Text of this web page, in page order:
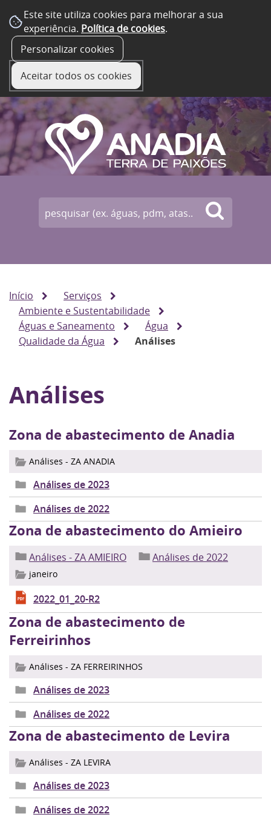
Este site utiliza cookies para melhorar a sua
experiência. Política de cookies.
Personalizar cookies
Aceitar todos os cookies
Início
Serviços
Ambiente e Sustentabilidade
Águas e Saneamento
Água
Qualidade da Água
Análises
Análises
Zona de abastecimento de Anadia
Análises - ZA ANADIA
Análises de 2023
Análises de 2022
Zona de abastecimento do Amieiro
Análises - ZA AMIEIRO Análises de 2022
janeiro
2022_01_20-R2
Zona de abastecimento de
Ferreirinhos
Análises - ZA FERREIRINHOS
Análises de 2023
Análises de 2022
Zona de abastecimento de Levira
Análises - ZA LEVIRA
Análises de 2023
Análises de 2022